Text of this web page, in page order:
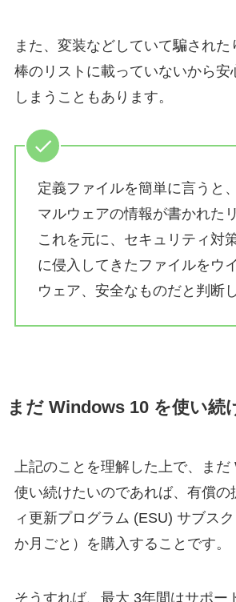
また、変装などしていて騙され
棒のリストに載っていないから安
しまうこともあります。
定義ファイルを簡単に言うと
マルウェアの情報が書かれた
これを元に、セキュリティ対
に侵入してきたファイルをウ
ウェア、安全なものだと判断
まだ Windows 10 を使い続
上記のことを理解した上で、まだ
使い続けたいのであれば、有償の
ィ更新プログラム (ESU) サブス
か月ごと）を購入することです。
そうすれば、最大 3年間はサポー